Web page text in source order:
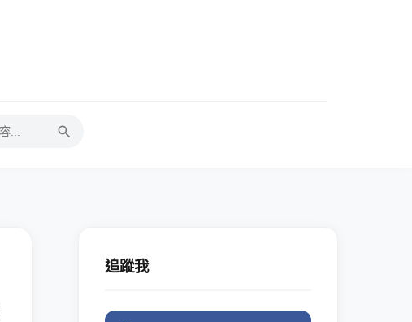
追蹤我